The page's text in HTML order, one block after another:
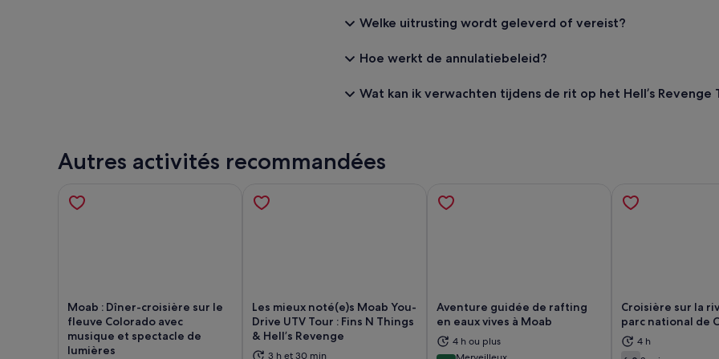
Welke uitrusting wordt geleverd of vereist?
Hoe werkt de annulatiebeleid?
Wat kan ik verwachten tijdens de rit op het Hell’s Revenge
Autres activités recommandées
Moab : Dîner-croisière sur le
fleuve Colorado avec
musique et spectacle de
lumières
S’ouvre dans un nouvel onglet.
Les mieux noté(e)s Moab You-
Drive UTV Tour : Fins N Things
& Hell’s Revenge
3 h et 30 min S’ouvre dans un nouvel onglet.
Aventure guidée de rafting
en eaux vives à Moab
4 h ou plus
S’ouvre dans un nouvel onglet.
Croisière sur la
parc national de
4 h